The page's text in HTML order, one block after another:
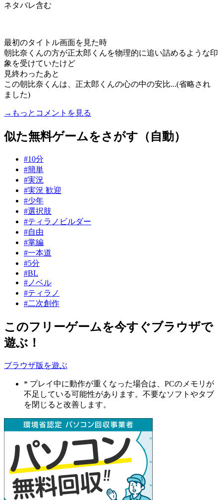
ネタバレ含む
最初のタイトル画面を見た時
朝比奈くんの方が正太郎くんを物理的に追い詰めるような印
象を受けていたけど
見終わったあと
この朝比奈くんは、正太郎くんの心の中の安比...(省略され
ました)
→もっとコメントを見る
似た無料ゲームをさがす（自動）
#10分
#簡単
#実況
#実況 歓迎
#少年
#選択肢
#ティラノビルダー
#自由
#掌編
#一本道
#5分
#BL
#ノベル
#ティラノ
#二次創作
このフリーゲームを今すぐブラウザで
遊ぶ！
ブラウザ版を遊ぶ
* プレイ中に動作が重くなった場合は、PCのメモリが
不足している可能性があります。不要なソフトやタブ
を閉じると改善します。